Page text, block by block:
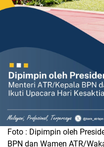
Foto : Dipimpin oleh
BPN dan Wamen ATR/